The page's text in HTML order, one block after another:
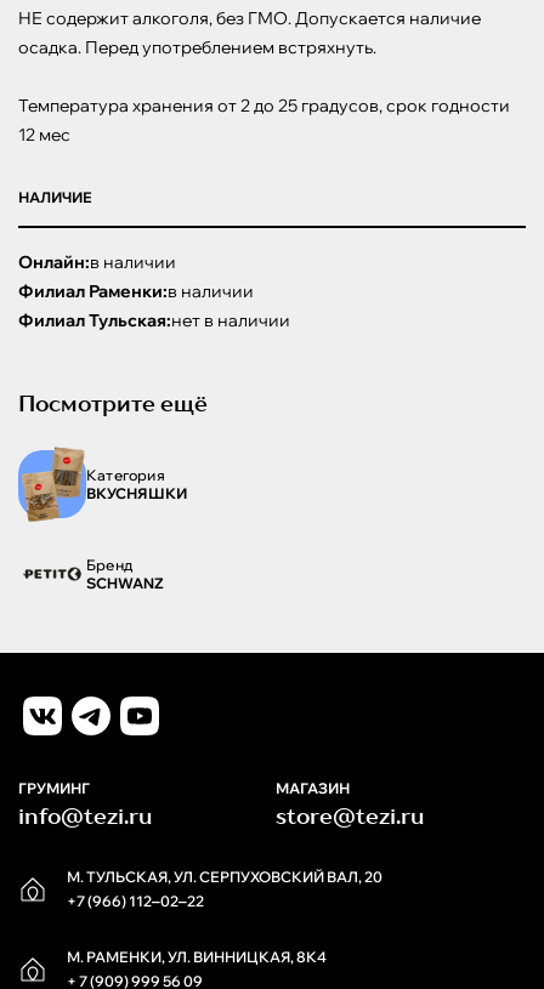
НЕ содержит алкоголя, без ГМО. Допускается наличие
осадка. Перед употреблением встряхнуть.
Температура хранения от 2 до 25 градусов, срок годности
12 мес
НАЛИЧИЕ
Онлайн:в наличии
Филиал Раменки:в наличии
Филиал Тульская:нет в наличии
Посмотрите ещё
Категория
ВКУСНЯШКИ
Бренд
SCHWANZ
М. ТУЛЬСКАЯ, УЛ. СЕРПУХОВСКИЙ ВАЛ, 20
+7 (966) 112‒02‒22
М. РАМЕНКИ, УЛ. ВИННИЦКАЯ, 8К4
+ 7 (909) 999 56 09
ГРУМИНГ
info@tezi.ru
МАГАЗИН
store@tezi.ru